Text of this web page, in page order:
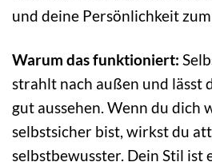
und deine Persönlichkeit
Warum das funktioniert:
strahlt nach außen und lässt
gut aussehen. Wenn du dich
selbstsicher bist, wirkst du
selbstbewusster. Dein Stil ist